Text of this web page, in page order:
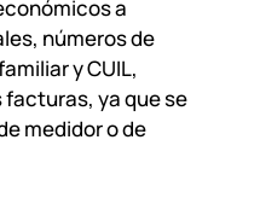
a
números de
y CUIL,
ya que se
medidor o de